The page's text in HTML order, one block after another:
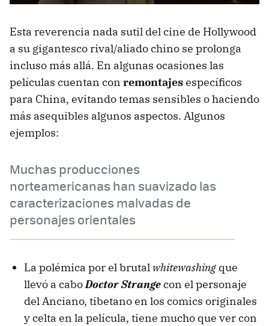
Esta reverencia nada sutil del cine de Hollywood
a su gigantesco rival/aliado chino se prolonga
incluso más allá. En algunas ocasiones las
películas cuentan con remontajesespecíficos
para China, evitando temas sensibles o haciendo
más asequibles algunos aspectos. Algunos
ejemplos:
Muchas producciones
norteamericanas han suavizado las
caracterizaciones malvadas de
personajes orientales
La polémica por el brutal whitewashing que
llevó a caboDoctor Strangecon el personaje
del Anciano, tibetano en los comics originales
y celta en la película, tiene mucho que ver con